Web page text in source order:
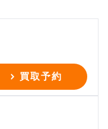
買取予約